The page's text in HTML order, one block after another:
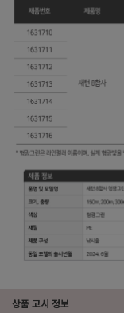
상품 고시 정보